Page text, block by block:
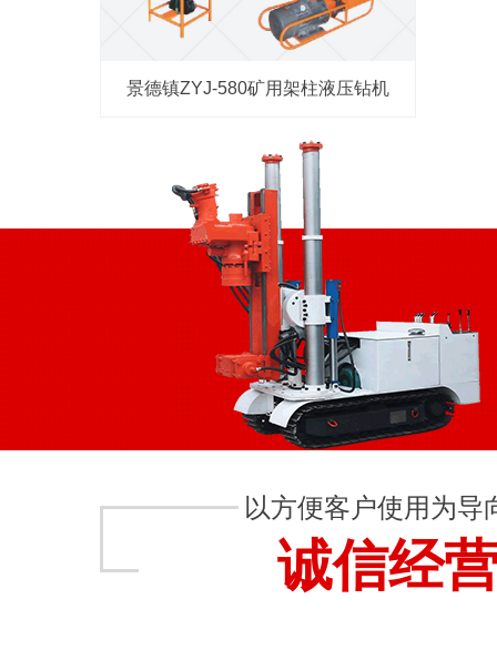
景德镇ZYJ-580矿用架柱液压钻机
以方便客户使用为导
诚信经